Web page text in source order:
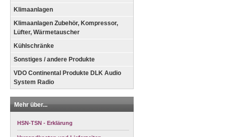
Klimaanlagen
Klimaanlagen Zubehör, Kompressor,
Lüfter, Wärmetauscher
Kühlschränke
Sonstiges / andere Produkte
VDO Continental Produkte DLK Audio
System Radio
Mehr über...
HSN-TSN - Erklärung